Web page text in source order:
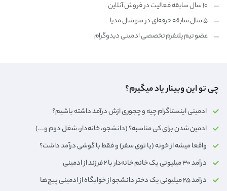
۱۰ سال سابقه فعالیت در فروش آنلاین
۵ سال سابقه حرفه‌ای در سوشال مدیا
عضو تیم پلتفرم تخصصی ادمینی دیدوگرام
چی تو این وبینار یاد میگیرم؟
ادمینی اینستاگرام چیه و چجوری ازش درآمد داشته باشیم؟
ادمین شدن برای کی مناسبه؟ (دانشجو، خانه‌دار،‌ شغل دوم و...)
واقعا میشه از خونه (یا توی سفر) و فقط با گوشی درآمد داشت؟
درآمد ۳۰ میلیونی یک خانم خانه‌دار با ۲ فرزند از ادمینی
درآمد ۲۵ میلیونی یک دختر دانشجو از خوابگاه از ادمینی پیج‌ها